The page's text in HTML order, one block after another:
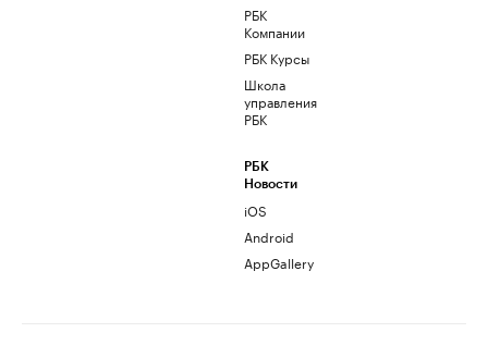
РБК
Компании
РБК Курсы
Школа
управления
РБК
РБК
Новости
iOS
Android
AppGallery